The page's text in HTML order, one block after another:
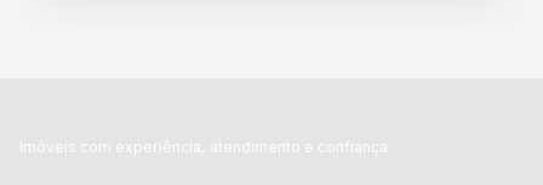
Imóveis com experiência, atendimento e confiança.